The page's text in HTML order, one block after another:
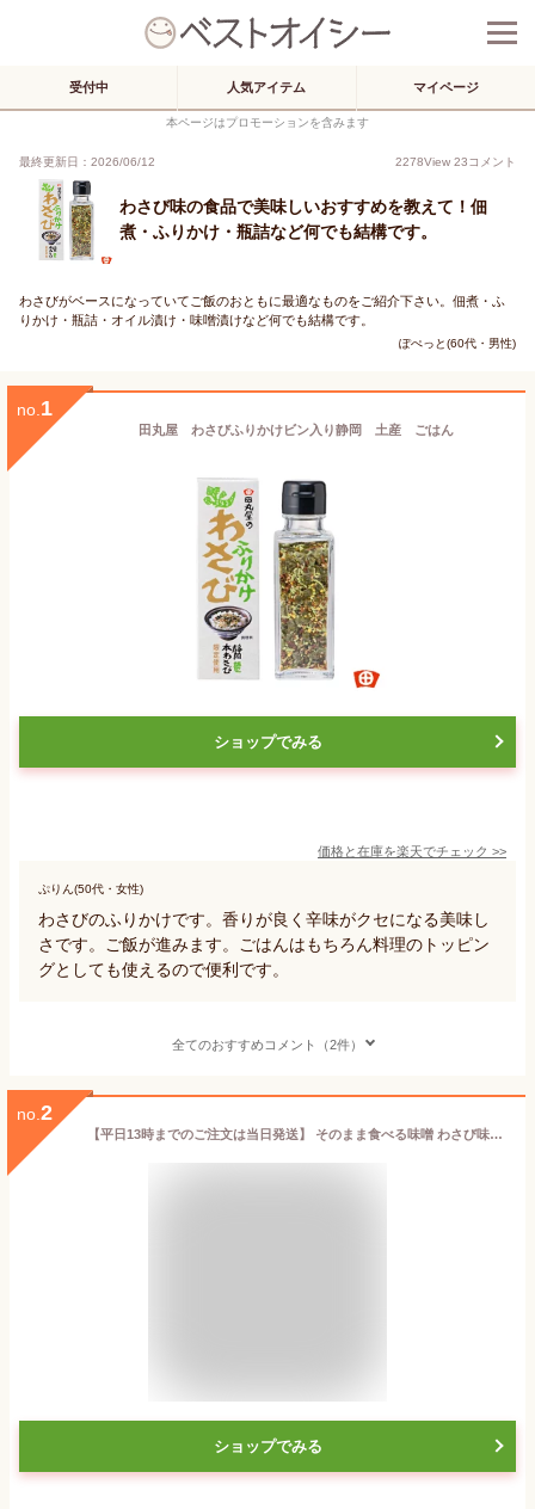
受付中 人気アイテム マイページ
本ページはプロモーションを含みます
最終更新日：2026/06/12 2278View 23コメント
わさび味の食品で美味しいおすすめを教えて！佃
煮・ふりかけ・瓶詰など何でも結構です。
わさびがベースになっていてご飯のおともに最適なものをご紹介下さい。佃煮・ふ
りかけ・瓶詰・オイル漬け・味噌漬けなど何でも結構です。
ぽぺっと(60代・男性)
no. 1
田丸屋 わさびふりかけビン入り静岡 土産 ごはん
ショップでみる
価格と在庫を楽天でチェック >>
ぷりん(50代・女性)
わさびのふりかけです。香りが良く辛味がクセになる美味し
さです。ご飯が進みます。ごはんはもちろん料理のトッピン
グとしても使えるので便利です。
全てのおすすめコメント（2件）
no. 2
【平日13時までのご注文は当日発送】 そのまま食べる味噌 わさび味噌140g 本わさび 100％使用 瓶詰め みそ 伊豆 天城山麓産 おみやげ 調理みそ 無添加 ナチュラルキッチン 山葵 ワサビ 静岡 辛い 童謡みそ
ショップでみる